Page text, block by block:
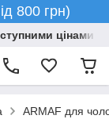
800 грн)
цінами
ARMAF для